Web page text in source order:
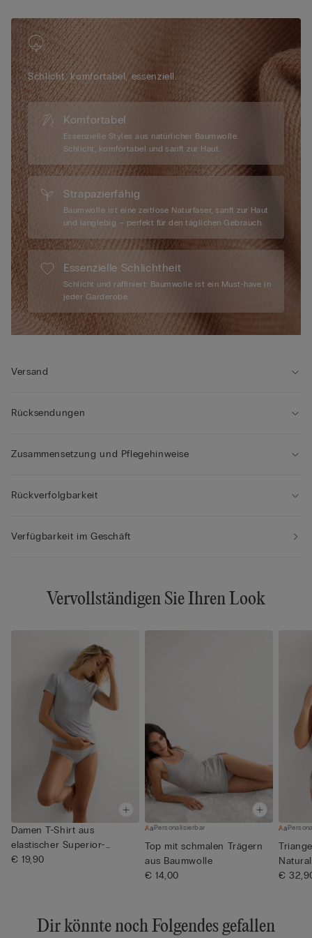
unmöglich macht. Die feine Baumwolle in Kombination mit
einem Anteil an Elasthan schmiegt sich perfekt an Ihre Kurven
und verleiht Ihnen einen selbstbewussten Auftritt. Entdecken
Sie bei Intimissimi einen Baumwollslip ohne Nähte, mit dem Sie
sich rundum wohlfühlen können.
Schlicht, komfortabel, essenziell.
Komfortabel
Essenzielle Styles aus natürlicher Baumwolle.
Schlicht, komfortabel und sanft zur Haut.
Strapazierfähig
Baumwolle ist eine zeitlose Naturfaser, sanft zur Haut
und langlebig – perfekt für den täglichen Gebrauch.
Essenzielle Schlichtheit
Schlicht und raffiniert: Baumwolle ist ein Must-have in
jeder Garderobe.
Versand
Rücksendungen
Zusammensetzung und Pflegehinweise
Rückverfolgbarkeit
Verfügbarkeit im Geschäft
Vervollständigen Sie Ihren Look
Damen T-Shirt aus
elastischer Superior-
Baumwolle
€ 19,90
Personalisierbar
Top mit schmalen Trägern
aus Baumwolle
€ 14,00
€
Dir könnte noch Folgendes gefallen